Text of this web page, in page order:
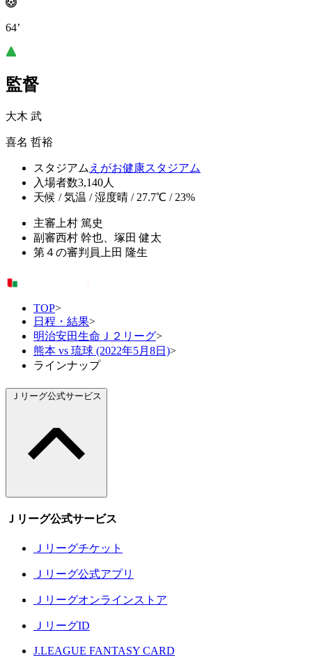
64’
監督
大木 武
喜名 哲裕
スタジアム えがお健康スタジアム
入場者数3,140人
天候 / 気温 / 湿度晴 / 27.7℃ / 23%
主審 上村 篤史
副審西村 幹也、塚田 健太
第４の審判員 上田 隆生
TOP>
日程・結果>
明治安田生命Ｊ２リーグ>
熊本 vs 琉球 (2022年5月8日)>
ラインナップ
Ｊリーグ公式サービス
Ｊリーグ公式サービス
Ｊリーグチケット
Ｊリーグ公式アプリ
Ｊリーグオンラインストア
ＪリーグID
J.LEAGUE FANTASY CARD